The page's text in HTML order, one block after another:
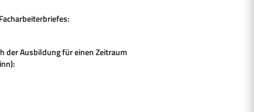
der Ausbildung für einen Zeitraum